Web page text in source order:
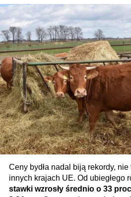
Ceny bydła nadal biją rekordy,
innych krajach UE. Od ubiegłego
stawki wzrosły średnio o 33